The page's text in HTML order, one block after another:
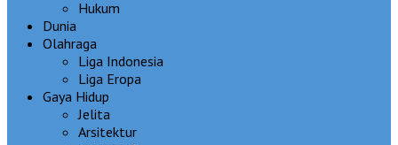
Hukum
Dunia
Olahraga
Liga Indonesia
Liga Eropa
Gaya Hidup
Jelita
Arsitektur